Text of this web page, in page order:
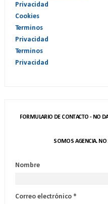
Privacidad
Cookies
Terminos
Privacidad
Terminos
Privacidad
FORMULARIO DE CONTACTO - NO
SOMOS AGENCIA. NO
Nombre
Correo electrónico *